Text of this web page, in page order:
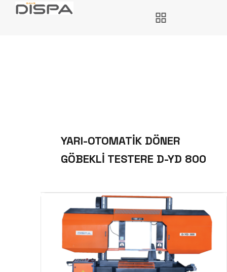
YARI-OTOMATİK DÖNER
GÖBEKLİ TESTERE D-YD 800